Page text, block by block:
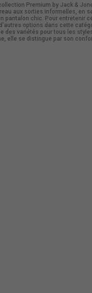
Premium by Jack &
aux sorties informelles, en
pantalon chic. Pour entretenir
options dans cette
des variétés pour tous les
elle se distingue par son